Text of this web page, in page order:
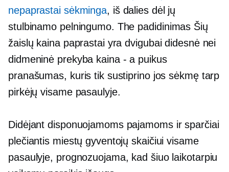
nepaprastai sėkminga, iš dalies dėl jų
stulbinamo pelningumo. The padidinimas Šių
žaislų kaina paprastai yra dvigubai didesnė nei
didmeninė prekyba kaina - a puikus
pranašumas, kuris tik sustiprino jos sėkmę tarp
pirkėjų visame pasaulyje.
Didėjant disponuojamoms pajamoms ir sparčiai
plečiantis miestų gyventojų skaičiui visame
pasaulyje, prognozuojama, kad šiuo laikotarpiu